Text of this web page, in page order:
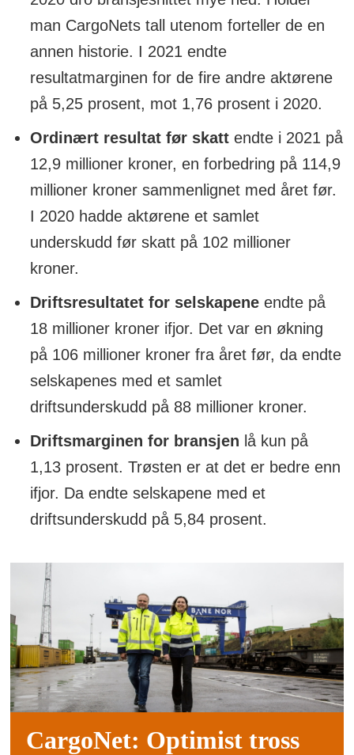
man CargoNets tall utenom forteller de en
annen historie. I 2021 endte
resultatmarginen for de fire andre aktørene
på 5,25 prosent, mot 1,76 prosent i 2020.
Ordinært resultat før skattendte i 2021 på
12,9 millioner kroner, en forbedring på 114,9
millioner kroner sammenlignet med året før.
I 2020 hadde aktørene et samlet
underskudd før skatt på 102 millioner
kroner.
Driftsresultatet for selskapene endte på
18 millioner kroner ifjor. Det var en økning
på 106 millioner kroner fra året før, da endte
selskapenes med et samlet
driftsunderskudd på 88 millioner kroner.
Driftsmarginen for bransjen lå kun på
1,13 prosent. Trøsten er at det er bedre enn
ifjor. Da endte selskapene med et
driftsunderskudd på 5,84 prosent.
CargoNet: Optimist tross